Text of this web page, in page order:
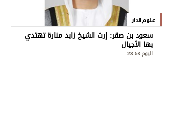
علوم الدار
سعود بن صقر: إرث الشيخ زايد منارة تهتدي
بها الأجيال
اليوم 23:53